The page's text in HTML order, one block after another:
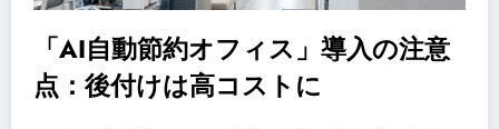
「AI自動節約オフィス」導入の注意
点：後付けは高コストに